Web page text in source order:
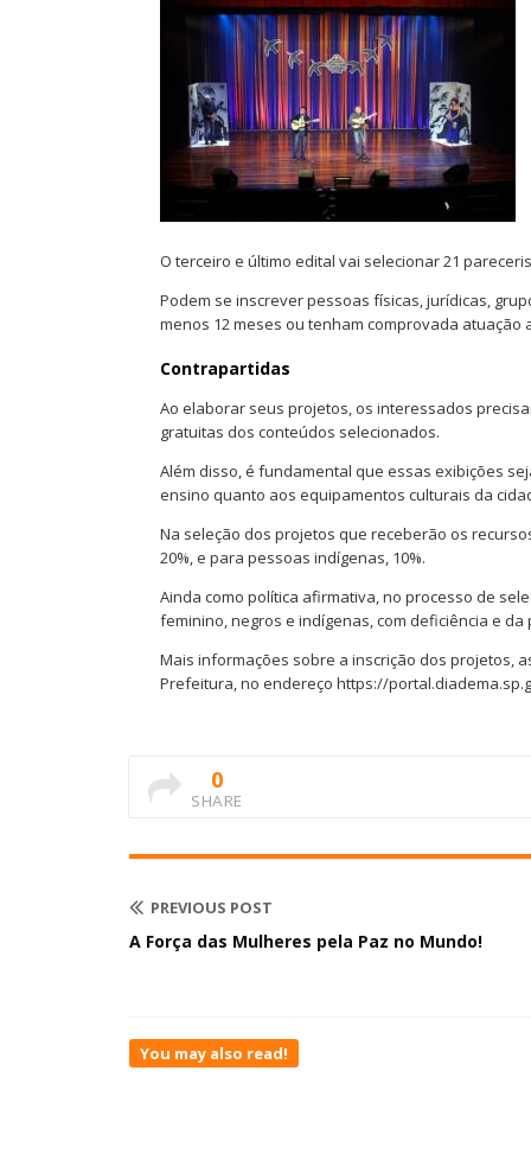
O terceiro e último edital vai selecionar 21
Podem se inscrever pessoas físicas, jurídicas,
menos 12 meses ou tenham comprovada
Contrapartidas
Ao elaborar seus projetos, os interessados
gratuitas dos conteúdos selecionados.
Além disso, é fundamental que essas exibições
ensino quanto aos equipamentos culturais da
Na seleção dos projetos que receberão os
20%, e para pessoas indígenas, 10%.
Ainda como política afirmativa, no processo de
feminino, negros e indígenas, com deficiência e
Mais informações sobre a inscrição dos projetos,
Prefeitura, no endereço https://
0
SHARE
PREVIOUS POST
A Força das Mulheres pela Paz no Mundo!
You may also read!